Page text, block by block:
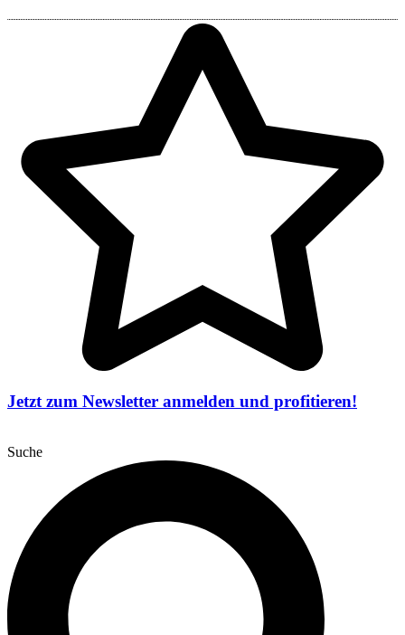
Jetzt zum Newsletter anmelden und profitieren!
Suche